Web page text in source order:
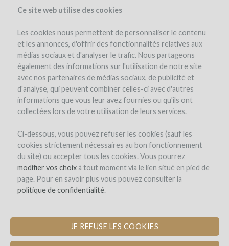
Ce site web utilise des cookies
Les cookies nous permettent de personnaliser le contenu
et les annonces, d'offrir des fonctionnalités relatives aux
médias sociaux et d'analyser le trafic. Nous partageons
également des informations sur l'utilisation de notre site
avec nos partenaires de médias sociaux, de publicité et
d'analyse, qui peuvent combiner celles-ci avec d'autres
informations que vous leur avez fournies ou qu'ils ont
collectées lors de votre utilisation de leurs services.
Ci-dessous, vous pouvez refuser les cookies (sauf les
cookies strictement nécessaires au bon fonctionnement
du site) ou accepter tous les cookies. Vous pourrez
modifier vos choixà tout moment via le lien situé en pied de
page. Pour en savoir plus vous pouvez consulter la
politique de confidentialité.
JE REFUSE LES COOKIES
le projet le domaine détails du projet avis d'experts
les remboursements en vin
Domaine Les Mille Vignes
FINANCEMENT D'UNE NOUVELLE